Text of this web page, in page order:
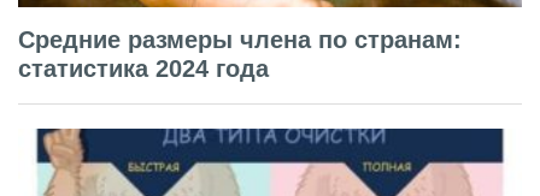
Средние размеры члена по странам:
статистика 2024 года